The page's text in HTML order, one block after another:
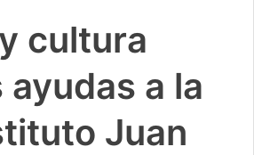
cultura
a la
Juan